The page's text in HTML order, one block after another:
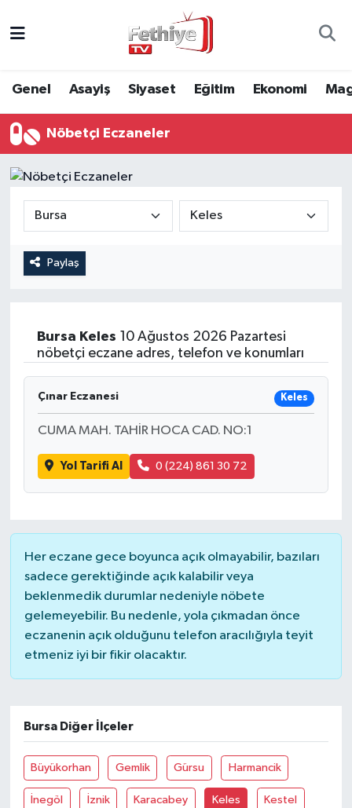
Genel Asayiş Siyaset Eğitim Ekonomi
Nöbetçi Eczaneler
Paylaş
Bursa Keles 10 Ağustos 2026 Pazartesi
nöbetçi eczane adres, telefon ve konumları
Çınar Eczanesi Keles
CUMA MAH. TAHİR HOCA CAD. NO:1
Yol Tarifi Al 0 (224) 861 30 72
Her eczane gece boyunca açık olmayabilir, bazıları
sadece gerektiğinde açık kalabilir veya
beklenmedik durumlar nedeniyle nöbete
gelemeyebilir. Bu nedenle, yola çıkmadan önce
eczanenin açık olduğunu telefon aracılığıyla teyit
etmeniz iyi bir fikir olacaktır.
Bursa Diğer İlçeler
Büyükorhan Gemlik Gürsu Harmancik
İnegöl İznik Karacabey Keles Kestel
Asayiş
Eğitim
Ekonomi
Kültür
Spor
Turizm
Muğla Hava Durumu
Muğla Namaz Vakitleri
Muğla Trafik Yoğunluk Haritası
Süper Lig Puan Durumu ve Fikstür
Tüm Manşetler
Haber Arşivi